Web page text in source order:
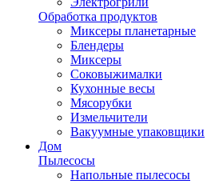
Обработка продуктов
Миксеры планетарные
Блендеры
Миксеры
Соковыжималки
Кухонные весы
Мясорубки
Измельчители
Вакуумные упаковщики
Дом
Пылесосы
Напольные пылесосы